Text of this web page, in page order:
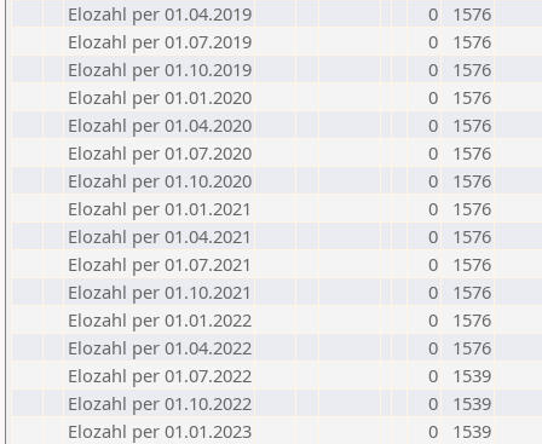
Elozahl per 01.04.2019
0
1576
Elozahl per 01.07.2019
0
1576
Elozahl per 01.10.2019
0
1576
Elozahl per 01.01.2020
0
1576
Elozahl per 01.04.2020
0
1576
Elozahl per 01.07.2020
0
1576
Elozahl per 01.10.2020
0
1576
Elozahl per 01.01.2021
0
1576
Elozahl per 01.04.2021
0
1576
Elozahl per 01.07.2021
0
1576
Elozahl per 01.10.2021
0
1576
Elozahl per 01.01.2022
0
1576
Elozahl per 01.04.2022
0
1576
Elozahl per 01.07.2022
0
1539
Elozahl per 01.10.2022
0
1539
Elozahl per 01.01.2023
0
1539